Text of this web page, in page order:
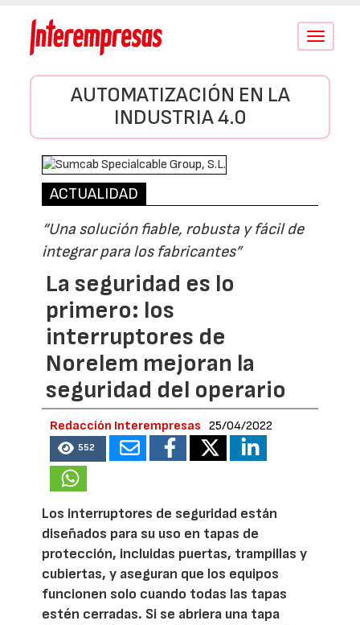
Conmutar
AUTOMATIZACIÓN EN LA
INDUSTRIA 4.0
ACTUALIDAD
“Una solución fiable, robusta y fácil de
integrar para los fabricantes”
La seguridad es lo
primero: los
interruptores de
Norelem mejoran la
seguridad del operario
Redacción Interempresas 25/04/2022
552
Los interruptores de seguridad están
diseñados para su uso en tapas de
protección, incluidas puertas, trampillas y
cubiertas, y aseguran que los equipos
funcionen solo cuando todas las tapas
estén cerradas. Si se abriera una tapa